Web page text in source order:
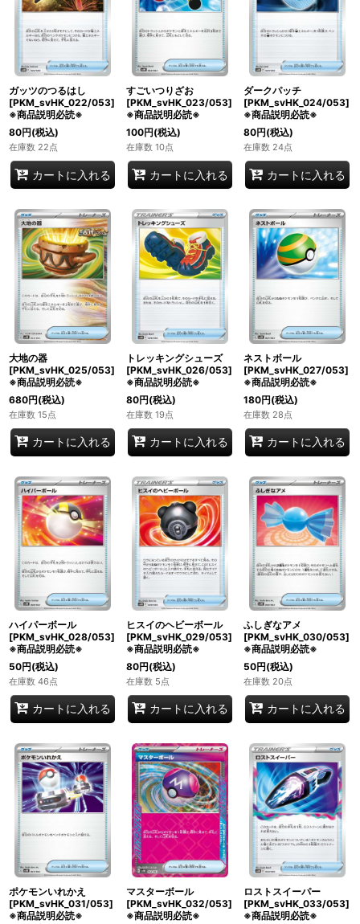
ガッツのつるはし
[PKM_svHK_022/053]
※商品説明必読※
80円(税込)
在庫数 22点
カートに入れる
すごいつりざお
[PKM_svHK_023/053]
※商品説明必読※
100円(税込)
在庫数 10点
カートに入れる
ダークパッチ
[PKM_svHK_024/053]
※商品説明必読※
80円(税込)
在庫数 24点
カートに入れる
大地の器
[PKM_svHK_025/053]
※商品説明必読※
680円(税込)
在庫数 15点
カートに入れる
トレッキングシューズ
[PKM_svHK_026/053]
※商品説明必読※
80円(税込)
在庫数 19点
カートに入れる
ネストボール
[PKM_svHK_027/053]
※商品説明必読※
180円(税込)
在庫数 28点
カートに入れる
ハイパーボール
[PKM_svHK_028/053]
※商品説明必読※
50円(税込)
在庫数 46点
カートに入れる
ヒスイのヘビーボール
[PKM_svHK_029/053]
※商品説明必読※
80円(税込)
在庫数 5点
カートに入れる
ふしぎなアメ
[PKM_svHK_030/053]
※商品説明必読※
50円(税込)
在庫数 20点
カートに入れる
ポケモンいれかえ
[PKM_svHK_031/053]
※商品説明必読※
マスターボール
[PKM_svHK_032/053]
※商品説明必読※
ロストスイーパー
[PKM_svHK_033/053]
※商品説明必読※